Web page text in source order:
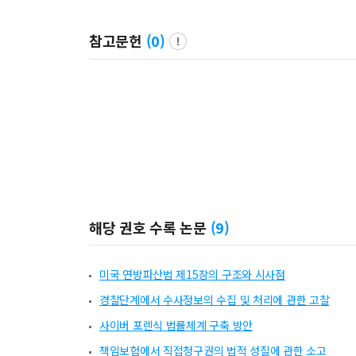
참고문헌 (0)
해당 권호 수록 논문 (9)
미국 연방파산법 제15장의 구조와 시사점
경찰단계에서 수사정보의 수집 및 처리에 관한 고찰
사이버 포렌식 법률체계 구축 방안
책임보험에서 직접청구권의 법적 성질에 관한 소고